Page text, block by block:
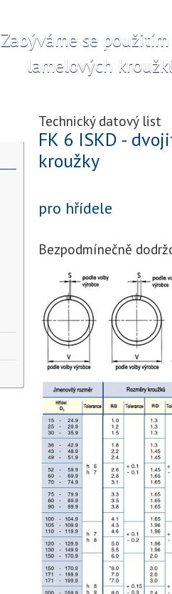
Zabýváme se použitím
lamelových
Technický datový list
FK 6 ISKD -
kroužky
pro hřídele
Bezpodmínečně